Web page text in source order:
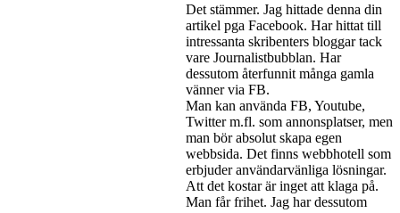
Det stämmer. Jag hittade denna din
artikel pga Facebook. Har hittat till
intressanta skribenters bloggar tack
vare Journalistbubblan. Har
dessutom återfunnit många gamla
vänner via FB.
Man kan använda FB, Youtube,
Twitter m.fl. som annonsplatser, men
man bör absolut skapa egen
webbsida. Det finns webbhotell som
erbjuder användarvänliga lösningar.
Att det kostar är inget att klaga på.
Man får frihet. Jag har dessutom